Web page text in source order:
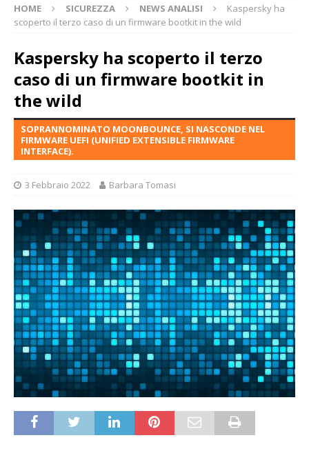
HOME SICUREZZA NEWS ANALISI
Kaspersky ha
scoperto il terzo caso di un firmware bootkit in the wild
Kaspersky ha scoperto il terzo
caso di un firmware bootkit in
the wild
SOPRANNOMINATO MOONBOUNCE, SI NASCONDE NEL
FIRMWARE UEFI (UNIFIED EXTENSIBLE FIRMWARE
INTERFACE).
3 Febbraio 2022 Barbara Tomasi